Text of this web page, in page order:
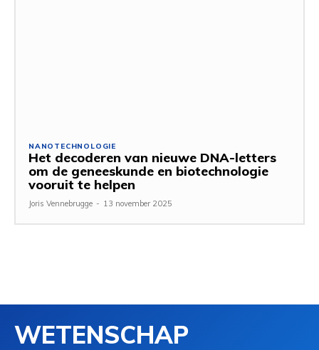
NANOTECHNOLOGIE
Het decoderen van nieuwe DNA-letters
om de geneeskunde en biotechnologie
vooruit te helpen
Joris Vennebrugge - 13 november 2025
WETENSCHAP